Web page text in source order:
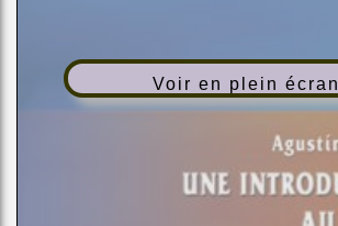
Voir en plein écran